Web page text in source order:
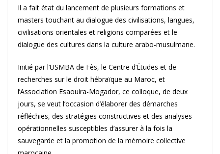
Il a fait état du lancement de plusieurs formations et
masters touchant au dialogue des civilisations, langues,
civilisations orientales et religions comparées et le
dialogue des cultures dans la culture arabo-musulmane.
Initié par l’USMBA de Fès, le Centre d’Études et de
recherches sur le droit hébraïque au Maroc, et
l’Association Esaouira-Mogador, ce colloque, de deux
jours, se veut l’occasion d’élaborer des démarches
réfléchies, des stratégies constructives et des analyses
opérationnelles susceptibles d’assurer à la fois la
sauvegarde et la promotion de la mémoire collective